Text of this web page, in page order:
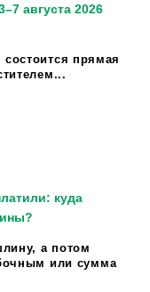
августа 2026
состоится прямая
куда
а потом
или сумма